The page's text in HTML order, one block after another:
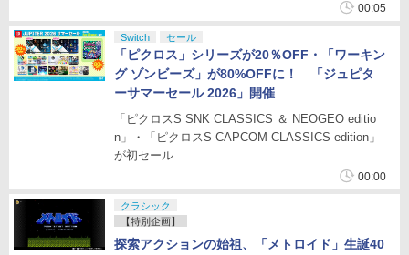
00:05
Switch セール
「ピクロス」シリーズが20％OFF・「ワーキン
グ ゾンビーズ」が80%OFFに！ 「ジュピタ
ーサマーセール 2026」開催
「ピクロスS SNK CLASSICS ＆ NEOGEO editio
n」・「ピクロスS CAPCOM CLASSICS edition」
が初セール
00:00
クラシック
【特別企画】
探索アクションの始祖、「メトロイド」生誕40